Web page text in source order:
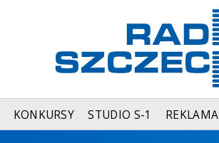
KONKURSY STUDIO S-1 REKLAMA